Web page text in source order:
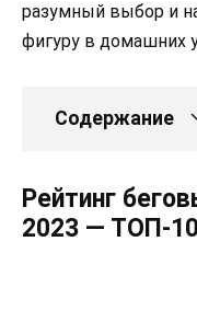
разумный выбор и
фигуру в домашних
Содержание
Рейтинг
2023 — ТОП-10